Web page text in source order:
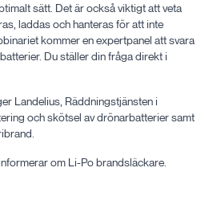
sätt. Det är också viktigt att veta
laddas och hanteras för att inte
kommer en expertpanel att svara
Du ställer din fråga direkt i
Landelius, Räddningstjänsten i
och skötsel av drönarbatterier samt
om Li-Po brandsläckare.